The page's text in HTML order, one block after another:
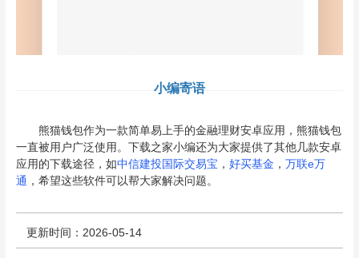
小编寄语
熊猫钱包作为一款简单易上手的金融理财安卓应用，熊猫钱包
一直被用户广泛使用。下载之家小编还为大家提供了其他几款安卓
应用的下载途径，如中信建投国际交易宝 ， 好买基金 ， 万联e万
通 ，希望这些软件可以帮大家解决问题。
更新时间：2026-05-14